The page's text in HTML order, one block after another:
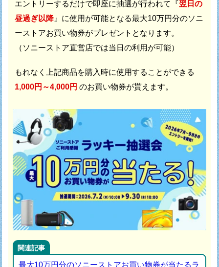
エントリーするだけで即座に抽選が行われて 『翌日の
昼過ぎ以降』に使用が可能となる最大10万円分のソニ
ーストアお買い物券がプレゼントとなります。
（ソニーストア直営店では当日の利用が可能）
もれなく上記商品を購入時に使用することができる
1,000円～4,000円 のお買い物券が貰えます。
関連記事
最大10万円分のソニーストアお買い物券が当たるラ